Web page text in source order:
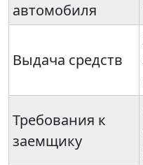
автомобиля
Выдача средств
Требования к
заемщику